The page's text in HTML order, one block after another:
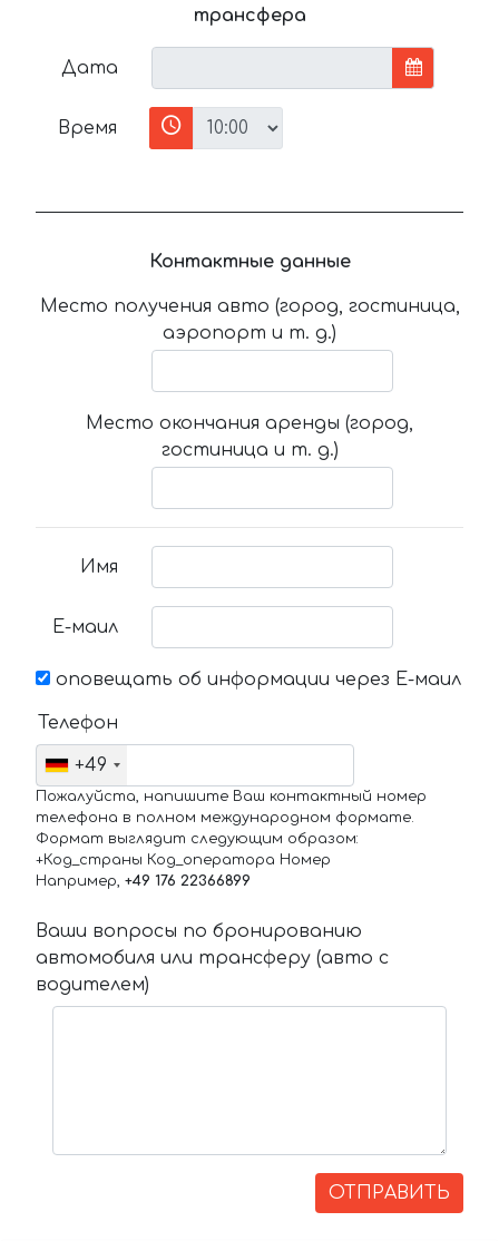
трансфера
Дата
Время
Контактные данные
Место получения авто (город, гостиница,
аэропорт и т. д.)
Место окончания аренды (город,
гостиница и т. д.)
Имя
Е-маил
оповещать об информации через Е-маил
Телефон
+49
Пожалуйста, напишите Ваш контактный номер
телефона в полном международном формате.
Формат выглядит следующим образом:
+Код_страны Код_оператора Номер
Например, +49 176 22366899
Ваши вопросы по бронированию
автомобиля или трансферу (авто с
водителем)
ОТПРАВИТЬ